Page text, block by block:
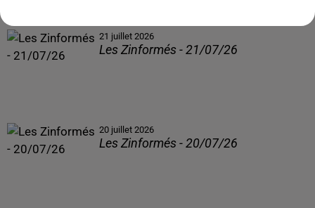
21 juillet 2026
Les Zinformés - 21/07/26
20 juillet 2026
Les Zinformés - 20/07/26